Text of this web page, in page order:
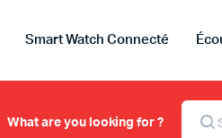
Smart Watch Connecté
What are you looking for ?